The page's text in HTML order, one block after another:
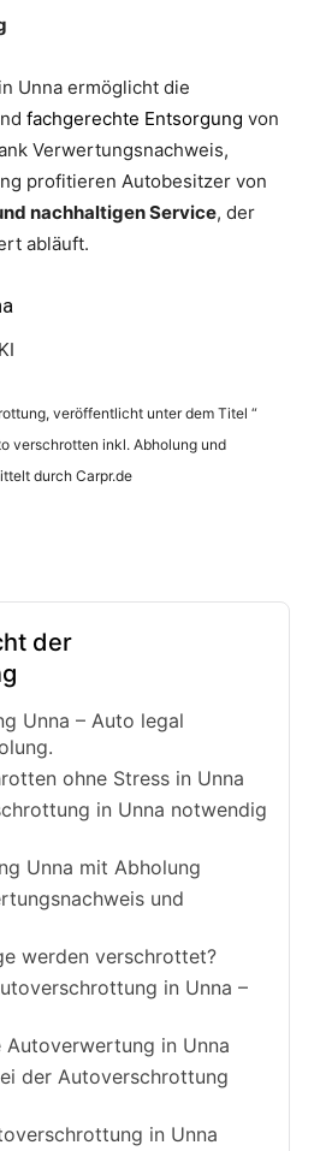
Unna ermöglicht die
fachgerechte Entsorgung von
Verwertungsnachweis,
profitieren Autobesitzer von
nachhaltigen Service, der
abläuft.
veröffentlicht unter dem Titel “
verschrotten inkl. Abholung und
durch Carpr.de
der
Unna – Auto legal
ohne Stress in Unna
in Unna notwendig
Unna mit Abholung
und
werden verschrottet?
in Unna –
in Unna
der Autoverschrottung
in Unna